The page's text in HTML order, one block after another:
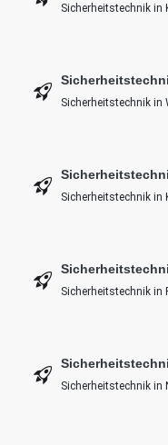
Sicherheitstechnik in
Sicherheitstechnik in
Sicherheitstechnik in
Sicherheitstechnik in
Sicherheitstechnik in